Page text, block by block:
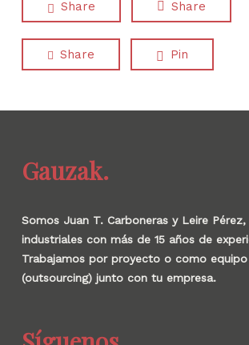
Share Share
Share Pin
Gauzak.
Somos Juan T. Carboneras y Leire
industriales con más de 15 años de
Trabajamos por proyecto o como
(outsourcing) junto con tu empresa.